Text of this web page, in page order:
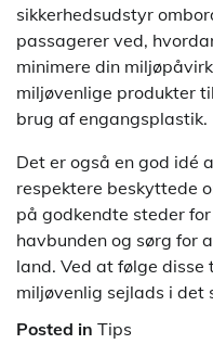
sikkerhedsudstyr
passagerer ved,
minimere din
miljøvenlige produkter
brug af engangsplastik.
Det er også en god idé
respektere beskyttede
på godkendte steder
havbunden og sørg for
land. Ved at følge disse
miljøvenlig sejlads i det
Posted in Tips